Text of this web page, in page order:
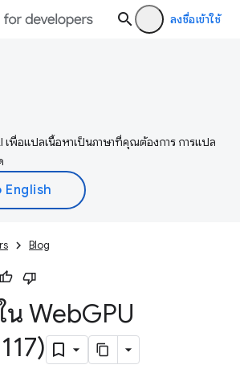
ลงชื่อเข้าใช้
เพื่อแปลเนื้อหาเป็นภาษาที่คุณต้องการ การแปล
Blog
น WebGPU